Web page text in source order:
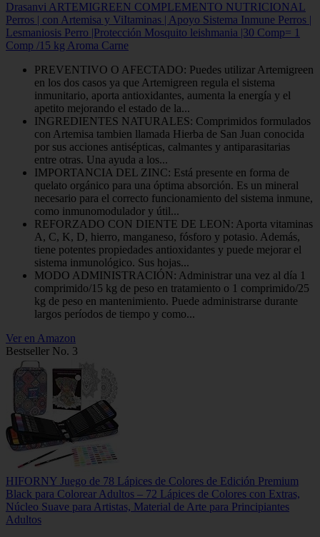
Drasanvi ARTEMIGREEN COMPLEMENTO NUTRICIONAL
Perros | con Artemisa y ViItaminas | Apoyo Sistema Inmune Perros |
Lesmaniosis Perro |Protección Mosquito leishmania |30 Comp= 1
Comp /15 kg Aroma Carne
PREVENTIVO O AFECTADO: Puedes utilizar Artemigreen
en los dos casos ya que Artemigreen regula el sistema
inmunitario, aporta antioxidantes, aumenta la energía y el
apetito mejorando el estado de la...
INGREDIENTES NATURALES: Comprimidos formulados
con Artemisa tambien llamada Hierba de San Juan conocida
por sus acciones antisépticas, calmantes y antiparasitarias
entre otras. Una ayuda a los...
IMPORTANCIA DEL ZINC: Está presente en forma de
quelato orgánico para una óptima absorción. Es un mineral
necesario para el correcto funcionamiento del sistema inmune,
como inmunomodulador y útil...
REFORZADO CON DIENTE DE LEON: Aporta vitaminas
A, C, K, D, hierro, manganeso, fósforo y potasio. Además,
tiene potentes propiedades antioxidantes y puede mejorar el
sistema inmunológico. Sus hojas...
MODO ADMINISTRACIÓN: Administrar una vez al día 1
comprimido/15 kg de peso en tratamiento o 1 comprimido/25
kg de peso en mantenimiento. Puede administrarse durante
largos períodos de tiempo y como...
Ver en Amazon
Bestseller No. 3
HIFORNY Juego de 78 Lápices de Colores de Edición Premium
Black para Colorear Adultos – 72 Lápices de Colores con Extras,
Núcleo Suave para Artistas, Material de Arte para Principiantes
Adultos